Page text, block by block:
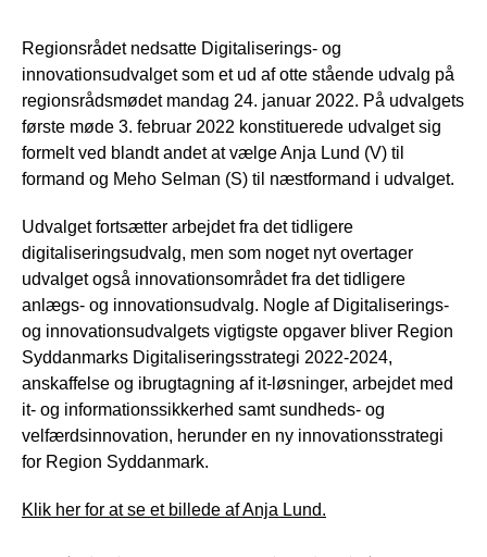
Regionsrådet nedsatte Digitaliserings- og
innovationsudvalget som et ud af otte stående udvalg på
regionsrådsmødet mandag 24. januar 2022. På udvalgets
første møde 3. februar 2022 konstituerede udvalget sig
formelt ved blandt andet at vælge Anja Lund (V) til
formand og Meho Selman (S) til næstformand i udvalget.
Udvalget fortsætter arbejdet fra det tidligere
digitaliseringsudvalg, men som noget nyt overtager
udvalget også innovationsområdet fra det tidligere
anlægs- og innovationsudvalg. Nogle af Digitaliserings-
og innovationsudvalgets vigtigste opgaver bliver Region
Syddanmarks Digitaliseringsstrategi 2022-2024,
anskaffelse og ibrugtagning af it-løsninger, arbejdet med
it- og informationssikkerhed samt sundheds- og
velfærdsinnovation, herunder en ny innovationsstrategi
for Region Syddanmark.
Klik her for at se et billede af Anja Lund.